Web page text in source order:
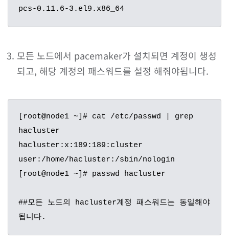
pcs-0.11.6-3.el9.x86_64
모든 노드에서 pacemaker가 설치되면 계정이 생성
되고, 해당 계정의 패스워드를 설정 해줘야됩니다.
[root@node1 ~]# cat /etc/passwd | grep
hacluster
hacluster:x:189:189:cluster
user:/home/hacluster:/sbin/nologin
[root@node1 ~]# passwd hacluster
##모든 노드의 hacluster계정 패스워드는 동일해야
됩니다.